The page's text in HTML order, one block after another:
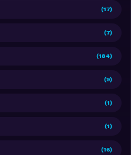
(17)
(7)
(184)
(9)
(1)
(1)
(16)